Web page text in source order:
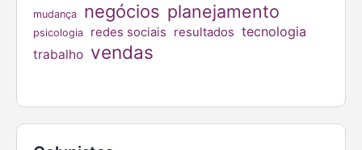
mudança negócios planejamento
psicologia redes sociais resultados tecnologia
trabalho vendas